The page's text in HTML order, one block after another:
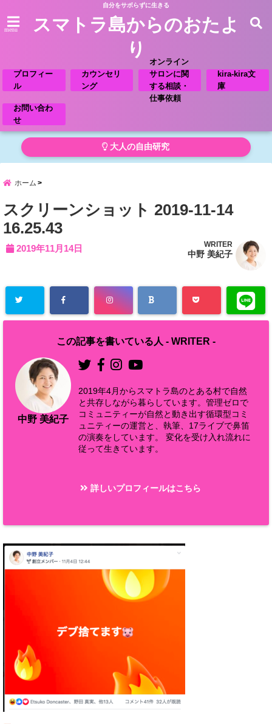
自分をサボらずに生きる
menu
スマトラ島からのおたよ
り
プロフィー
ル
カウンセリ
ング
オンライン
サロンに関
する相談・
仕事依頼
kira-kira文
庫
お問い合わ
せ
大人の自由研究
ホーム
スクリーンショット 2019-11-14
16.25.43
2019年11月14日 WRITER
中野 美紀子
この記事を書いている人 - WRITER -
中野 美紀子
2019年4月からスマトラ島のとある村で自然
と共存しながら暮らしています。管理ゼロで
コミュニティーが自然と動き出す循環型コミ
ュニティーの運営と、執筆、17ライブで鼻笛
の演奏をしています。 変化を受け入れ流れに
従って生きています。
詳しいプロフィールはこちら